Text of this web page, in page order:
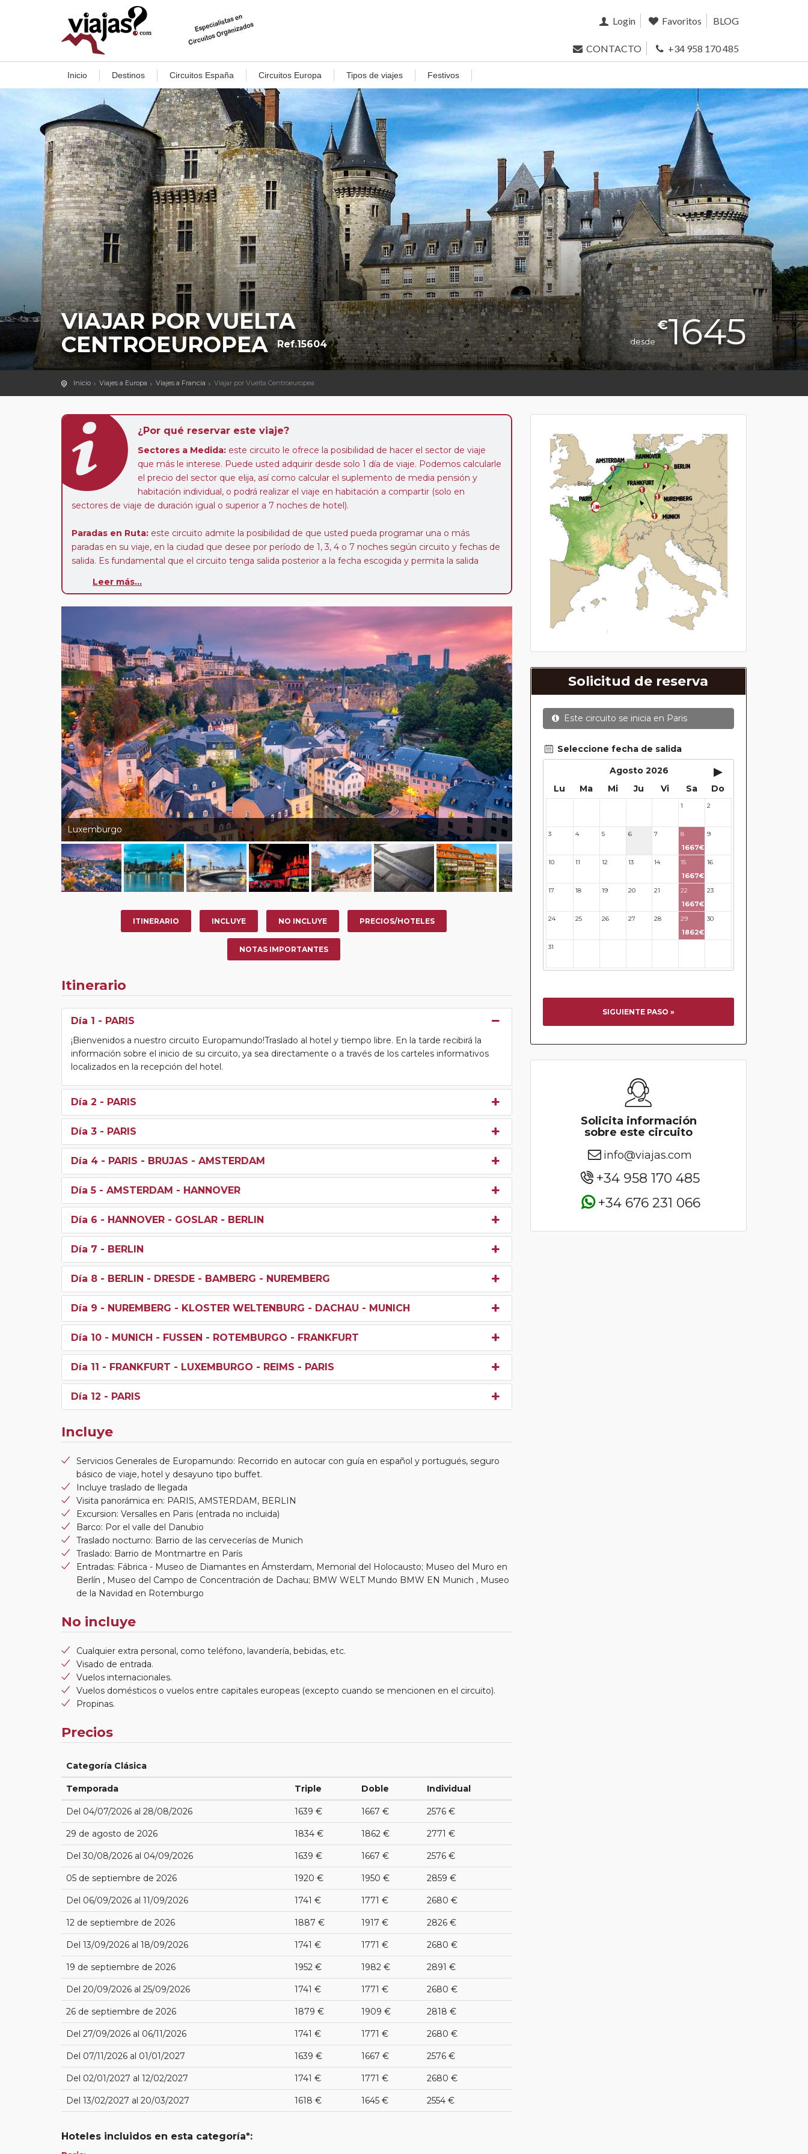
Login Favoritos BLOG
CONTACTO +34 958 170 485
Inicio Destinos Circuitos España Circuitos Europa Tipos de viajes Festivos
VIAJAR POR VUELTA
CENTROEUROPEA Ref.15604 desde
€1645
Inicio Viajes a Europa Viajes a Francia Viajar por Vuelta Centroeuropea
¿Por qué reservar este viaje?
Sectores a Medida: este circuito le ofrece la posibilidad de hacer el sector de viaje
que más le interese. Puede usted adquirir desde solo 1 día de viaje. Podemos calcularle
el precio del sector que elija, así como calcular el suplemento de media pensión y
habitación individual, o podrá realizar el viaje en habitación a compartir (solo en
sectores de viaje de duración igual o superior a 7 noches de hotel).
Paradas en Ruta: este circuito admite la posibilidad de que usted pueda programar una o más
paradas en su viaje, en la ciudad que desee por período de 1, 3, 4 o 7 noches según circuito y fechas de
salida. Es fundamental que el circuito tenga salida posterior a la fecha escogida y permita la salida
realiza para tomar otro circuito del mismo proveedor no se abonará este suplemento.
este circuito, en cualquier época del año, ofrece a los pasajeros que ya hayan viajado
con nosotros en los últimos 3 años y que pertenezcan a nuestro Club de Pasajeros (cuya obtención se
realiza tras rellenar el cuestionario de satisfacción en "Mi viaje") o los que estén en luna de miel
contarán con un descuento del 5%.
Leer más...
Luxemburgo
ITINERARIO INCLUYE NO INCLUYE PRECIOS/HOTELES
NOTAS IMPORTANTES
Itinerario
Día 1 - PARIS
¡Bienvenidos a nuestro circuito Europamundo!Traslado al hotel y tiempo libre. En la tarde recibirá la
información sobre el inicio de su circuito, ya sea directamente o a través de los carteles informativos
localizados en la recepción del hotel.
Día 2 - PARIS
Día 3 - PARIS
Día 4 - PARIS - BRUJAS - AMSTERDAM
Día 5 - AMSTERDAM - HANNOVER
Día 6 - HANNOVER - GOSLAR - BERLIN
Día 7 - BERLIN
Día 8 - BERLIN - DRESDE - BAMBERG - NUREMBERG
Día 9 - NUREMBERG - KLOSTER WELTENBURG - DACHAU - MUNICH
Día 10 - MUNICH - FUSSEN - ROTEMBURGO - FRANKFURT
Día 11 - FRANKFURT - LUXEMBURGO - REIMS - PARIS
Día 12 - PARIS
Incluye
Servicios Generales de Europamundo: Recorrido en autocar con guía en español y portugués, seguro
básico de viaje, hotel y desayuno tipo buffet.
Incluye traslado de llegada
Visita panorámica en: PARIS, AMSTERDAM, BERLIN
Excursion: Versalles en Paris (entrada no incluida)
Barco: Por el valle del Danubio
Traslado nocturno: Barrio de las cervecerías de Munich
Traslado: Barrio de Montmartre en París
Entradas: Fábrica - Museo de Diamantes en Ámsterdam, Memorial del Holocausto; Museo del Muro en
Berlín , Museo del Campo de Concentración de Dachau; BMW WELT Mundo BMW EN Munich , Museo
de la Navidad en Rotemburgo
No incluye
Cualquier extra personal, como teléfono, lavandería, bebidas, etc.
Visado de entrada.
Vuelos internacionales.
Vuelos domésticos o vuelos entre capitales europeas (excepto cuando se mencionen en el circuito).
Propinas.
Precios
Categoría Clásica
Temporada Triple Doble Individual
Del 04/07/2026 al 28/08/2026 1639 € 1667 € 2576 €
29 de agosto de 2026 1834 € 1862 € 2771 €
Del 30/08/2026 al 04/09/2026 1639 € 1667 € 2576 €
05 de septiembre de 2026 1920 € 1950 € 2859 €
Del 06/09/2026 al 11/09/2026 1741 € 1771 € 2680 €
12 de septiembre de 2026 1887 € 1917 € 2826 €
Del 13/09/2026 al 18/09/2026 1741 € 1771 € 2680 €
19 de septiembre de 2026 1952 € 1982 € 2891 €
Del 20/09/2026 al 25/09/2026 1741 € 1771 € 2680 €
26 de septiembre de 2026 1879 € 1909 € 2818 €
Del 27/09/2026 al 06/11/2026 1741 € 1771 € 2680 €
Del 07/11/2026 al 01/01/2027 1639 € 1667 € 2576 €
Del 02/01/2027 al 12/02/2027 1741 € 1771 € 2680 €
Del 13/02/2027 al 20/03/2027 1618 € 1645 € 2554 €
Hoteles incluidos en esta categoría*:
Solicitud de reserva
Este circuito se inicia en Paris
Seleccione fecha de salida
Agosto 2026
▸
Lu Ma Mi Ju Vi Sa Do
1 2
3 4 5 6 7 8
1667€
9
10 11 12 13 14 15
1667€
16
17 18 19 20 21 22
1667€
23
24 25 26 27 28 29
1862€
30
31
SIGUIENTE PASO »
Solicita información
sobre este circuito
info@viajas.com
+34 958 170 485
+34 676 231 066